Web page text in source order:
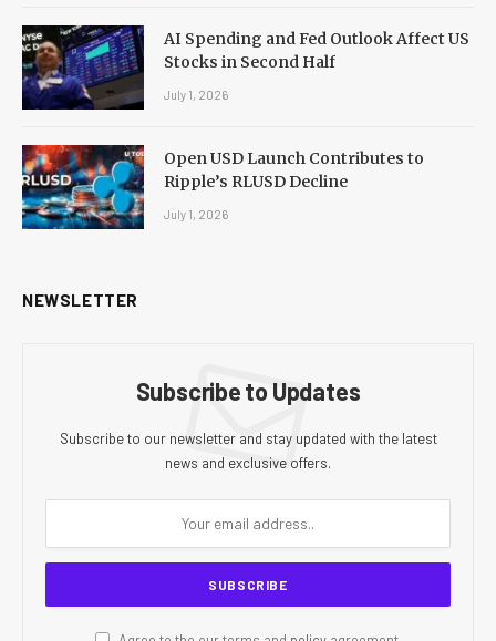
AI Spending and Fed Outlook Affect US
Stocks in Second Half
July 1, 2026
Open USD Launch Contributes to
Ripple’s RLUSD Decline
July 1, 2026
NEWSLETTER
Subscribe to Updates
Subscribe to our newsletter and stay updated with the latest
news and exclusive offers.